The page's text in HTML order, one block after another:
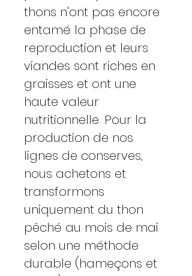
thons n'ont pas encore
entamé la phase de
reproduction et leurs
viandes sont riches en
graisses et ont une
haute valeur
nutritionnelle. Pour la
production de nos
lignes de conserves,
nous achetons et
transformons
uniquement du thon
pêché au mois de mai
selon une méthode
durable (hameçons et